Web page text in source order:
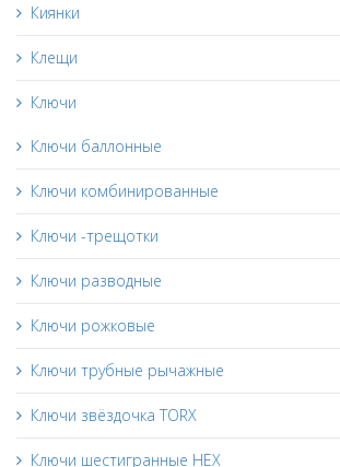
Киянки
Клещи
Ключи
Ключи баллонные
Ключи комбинированные
Ключи -трещотки
Ключи разводные
Ключи рожковые
Ключи трубные рычажные
Ключи звёздочка TORX
Ключи шестигранные HEX